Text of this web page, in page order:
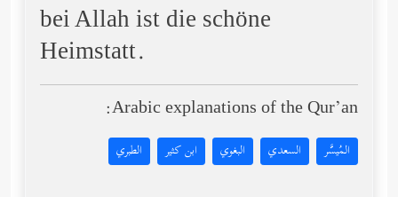
bei Allah ist die schöne
Heimstatt.
Arabic explanations of the Qur’an:
المُيسَّر السعدي البغوي ابن كثير الطبري